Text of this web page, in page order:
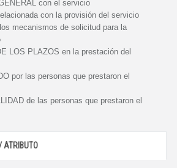
con el servicio
con la provisión del servicio
mecanismos de solicitud para la
LOS PLAZOS en la prestación del
por las personas que prestaron el
de las personas que prestaron el
ATRIBUTO